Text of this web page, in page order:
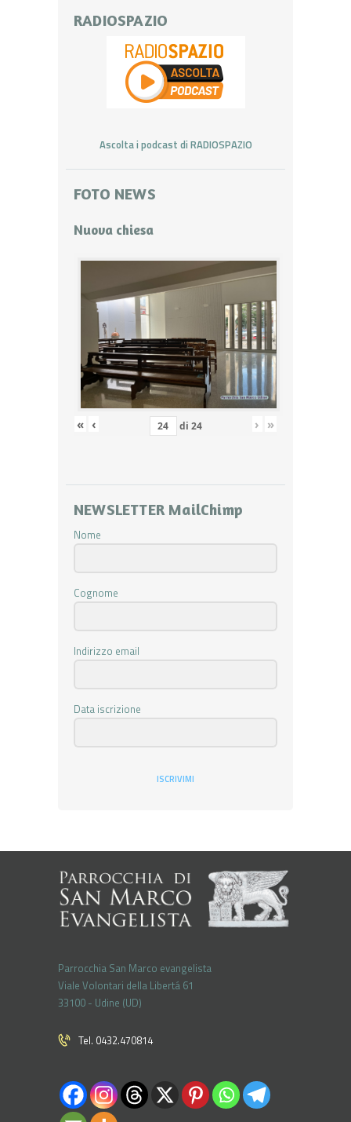
RADIOSPAZIO
Ascolta i podcast di RADIOSPAZIO
FOTO NEWS
Nuova chiesa
« ‹ di 24 › »
NEWSLETTER MailChimp
Nome
Cognome
Indirizzo email
Data iscrizione
ISCRIVIMI
Parrocchia San Marco evangelista
Viale Volontari della Libertá 61
33100 - Udine (UD)
Tel. 0432.470814